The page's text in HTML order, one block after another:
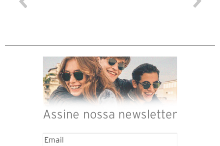
Assine nossa newsletter